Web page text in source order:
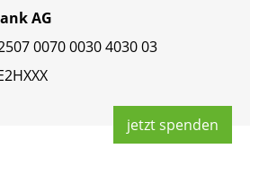
AG
0070 0030 4030 03
jetzt spen­den